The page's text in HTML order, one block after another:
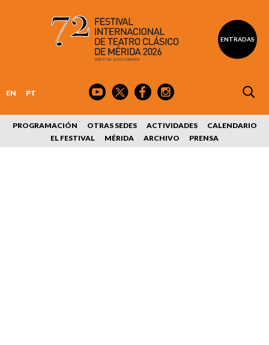
ENTRADAS
EN PT
PROGRAMACIÓN OTRAS SEDES ACTIVIDADES
CALENDARIO
EL FESTIVAL
MÉRIDA ARCHIVO PRENSA